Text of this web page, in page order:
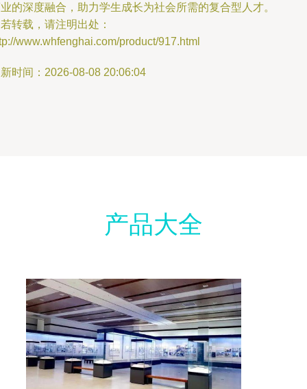
的深度融合，助力学生成长为社会所需的复合型人才。
转载，请注明出处：
www.whfenghai.com/product/917.html
时间：2026-08-08 20:06:04
产品大全